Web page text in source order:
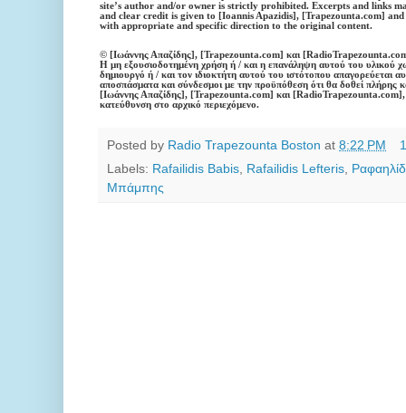
site’s author and/or owner is strictly prohibited. Excerpts and links
and clear credit is given to [Ioannis Apazidis], [Trapezounta.com]
with appropriate and specific direction to the original content.
© [Ιωάννης Απαζίδης], [Trapezounta.com] και
Η μη εξουσιοδοτημένη χρήση ή / και η επανάληψη αυτού του υλικού
δημιουργό ή / και τον ιδιοκτήτη αυτού του ιστότοπου απαγορεύεται
αποσπάσματα και σύνδεσμοι με την προϋπόθεση ότι θα δοθεί πλήρης
[Ιωάννης Απαζίδης], [Trapezounta.com] και [RadioTrapezounta.com],
κατεύθυνση στο αρχικό περιεχόμενο.
Posted by Radio Trapezounta Boston at 8:22 PM
Labels: Rafailidis Babis, Rafailidis Lefteris,
Μπάμπης